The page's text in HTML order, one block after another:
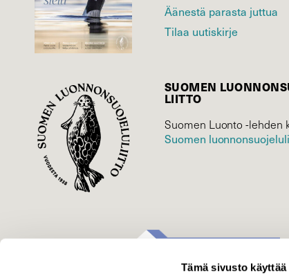
Tämä sivusto käyttää
Äänestä parasta juttua
Tilaa uutiskirje
SUOMEN
LIITTO
Suomen Luonto -lehden
Suomen